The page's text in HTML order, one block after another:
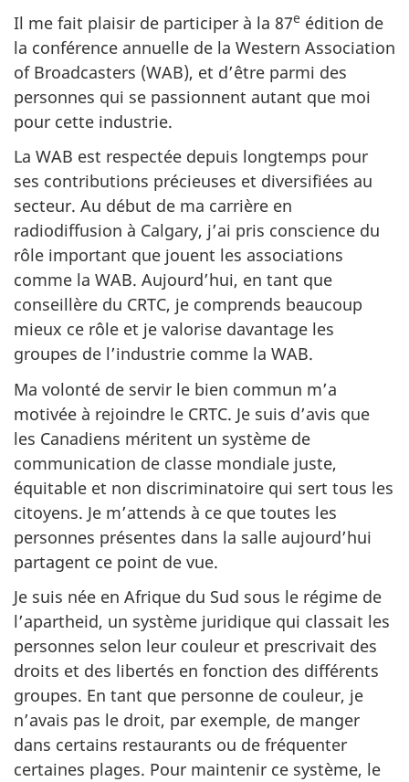
Il me fait plaisir de participer à la 87e édition de
la conférence annuelle de la Western Association
of Broadcasters (WAB), et d’être parmi des
personnes qui se passionnent autant que moi
pour cette industrie.
La WAB est respectée depuis longtemps pour
ses contributions précieuses et diversifiées au
secteur. Au début de ma carrière en
radiodiffusion à Calgary, j’ai pris conscience du
rôle important que jouent les associations
comme la WAB. Aujourd’hui, en tant que
conseillère du CRTC, je comprends beaucoup
mieux ce rôle et je valorise davantage les
groupes de l’industrie comme la WAB.
Ma volonté de servir le bien commun m’a
motivée à rejoindre le CRTC. Je suis d’avis que
les Canadiens méritent un système de
communication de classe mondiale juste,
équitable et non discriminatoire qui sert tous les
citoyens. Je m’attends à ce que toutes les
personnes présentes dans la salle aujourd’hui
partagent ce point de vue.
Je suis née en Afrique du Sud sous le régime de
l’apartheid, un système juridique qui classait les
personnes selon leur couleur et prescrivait des
droits et des libertés en fonction des différents
groupes. En tant que personne de couleur, je
n’avais pas le droit, par exemple, de manger
dans certains restaurants ou de fréquenter
certaines plages. Pour maintenir ce système, le